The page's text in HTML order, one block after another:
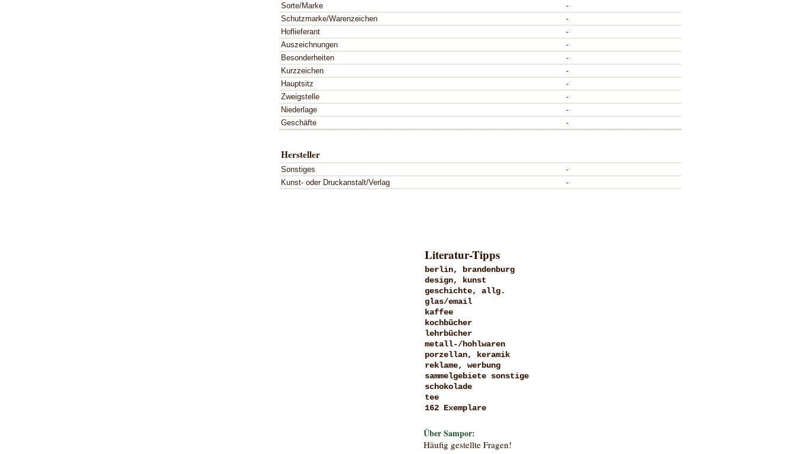
Sorte/Marke
-
Schutzmarke/Warenzeichen
-
Hoflieferant
-
Auszeichnungen
-
Besonderheiten
-
Kurzzeichen
-
Hauptsitz
-
Zweigstelle
-
Niederlage
-
Geschäfte
-
Hersteller
Sonstiges
-
Kunst- oder Druckanstalt/Verlag
-
Literatur-Tipps
berlin, brandenburg
design, kunst
geschichte, allg.
glas/email
kaffee
kochbücher
lehrbücher
metall-/hohlwaren
porzellan, keramik
reklame, werbung
sammelgebiete sonstige
schokolade
tee
162 Exemplare
Über Sampor:
Häufig gestellte Fragen!